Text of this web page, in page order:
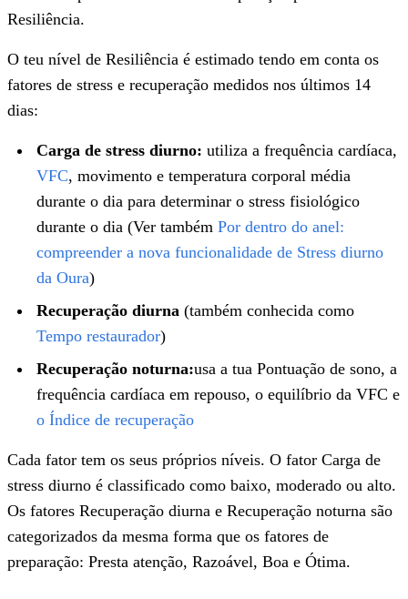
Resiliência.
O teu nível de Resiliência é estimado tendo em conta os
fatores de stress e recuperação medidos nos últimos 14
dias:
Carga de stress diurno: utiliza a frequência cardíaca,
VFC, movimento e temperatura corporal média
durante o dia para determinar o stress fisiológico
durante o dia (Ver também Por dentro do anel:
compreender a nova funcionalidade de Stress diurno
da Oura)
Recuperação diurna (também conhecida como
Tempo restaurador)
Recuperação noturna:usa a tua Pontuação de sono, a
frequência cardíaca em repouso, o equilíbrio da VFC e
o Índice de recuperação
Cada fator tem os seus próprios níveis. O fator Carga de
stress diurno é classificado como baixo, moderado ou alto.
Os fatores Recuperação diurna e Recuperação noturna são
categorizados da mesma forma que os fatores de
preparação: Presta atenção, Razoável, Boa e Ótima.